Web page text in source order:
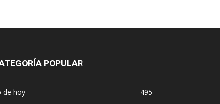
POPULAR
de hoy
495